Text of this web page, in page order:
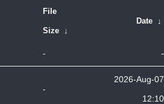
File
Size ↓
Date ↓
- -
-
2026-Aug-07
12:10